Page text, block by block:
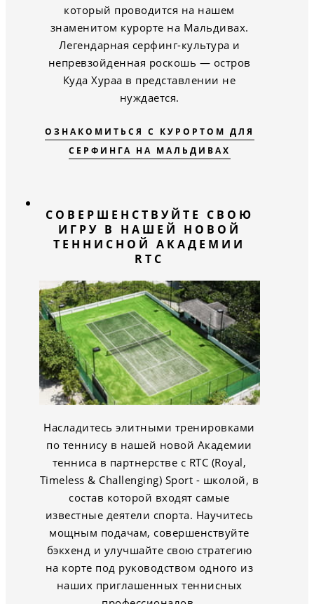
который проводится на нашем
знаменитом курорте на Мальдивах.
Легендарная серфинг-культура и
непревзойденная роскошь — остров
Куда Хураа в представлении не
нуждается.
ОЗНАКОМИТЬСЯ С КУРОРТОМ ДЛЯ
СЕРФИНГА НА МАЛЬДИВАХ
СОВЕРШЕНСТВУЙТЕ СВОЮ
ИГРУ В НАШЕЙ НОВОЙ
ТЕННИСНОЙ АКАДЕМИИ
RTC
Насладитесь элитными тренировками
по теннису в нашей новой Академии
тенниса в партнерстве с RTC (Royal,
Timeless & Challenging) Sport - школой, в
состав которой входят самые
известные деятели спорта. Научитесь
мощным подачам, совершенствуйте
бэкхенд и улучшайте свою стратегию
на корте под руководством одного из
наших приглашенных теннисных